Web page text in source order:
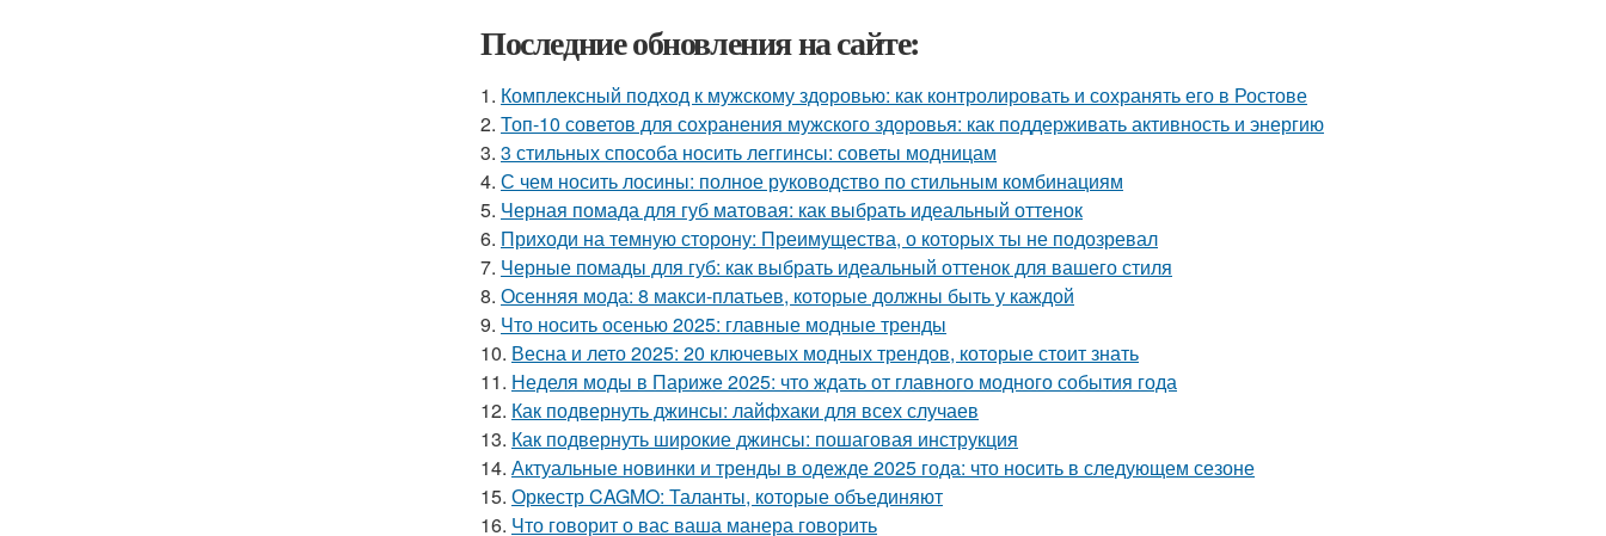
Последние обновления на сайте:
1. Комплексный подход к мужскому здоровью: как контролировать и сохранять его в Ростове
2. Топ-10 советов для сохранения мужского здоровья: как поддерживать активность и энергию
3. 3 стильных способа носить леггинсы: советы модницам
4. С чем носить лосины: полное руководство по стильным комбинациям
5. Черная помада для губ матовая: как выбрать идеальный оттенок
6. Приходи на темную сторону: Преимущества, о которых ты не подозревал
7. Черные помады для губ: как выбрать идеальный оттенок для вашего стиля
8. Осенняя мода: 8 макси-платьев, которые должны быть у каждой
9. Что носить осенью 2025: главные модные тренды
10. Весна и лето 2025: 20 ключевых модных трендов, которые стоит знать
11. Неделя моды в Париже 2025: что ждать от главного модного события года
12. Как подвернуть джинсы: лайфхаки для всех случаев
13. Как подвернуть широкие джинсы: пошаговая инструкция
14. Актуальные новинки и тренды в одежде 2025 года: что носить в следующем сезоне
15. Оркестр CAGMO: Таланты, которые объединяют
16. Что говорит о вас ваша манера говорить